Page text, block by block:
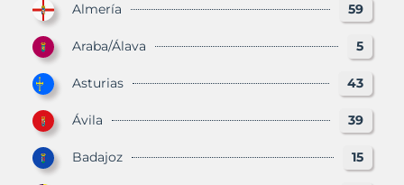
Almería 59
Araba/Álava 5
Asturias 43
Ávila 39
Badajoz 15